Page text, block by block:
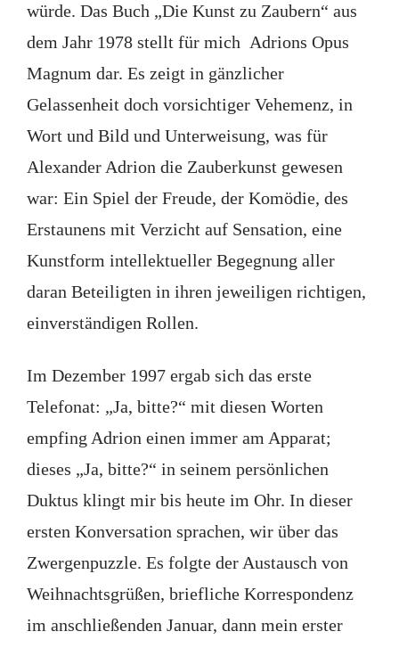
würde. Das Buch „Die Kunst zu Zaubern“ aus
dem Jahr 1978 stellt für mich Adrions Opus
Magnum dar. Es zeigt in gänzlicher
Gelassenheit doch vorsichtiger Vehemenz, in
Wort und Bild und Unterweisung, was für
Alexander Adrion die Zauberkunst gewesen
war: Ein Spiel der Freude, der Komödie, des
Erstaunens mit Verzicht auf Sensation, eine
Kunstform intellektueller Begegnung aller
daran Beteiligten in ihren jeweiligen richtigen,
einverständigen Rollen.
Im Dezember 1997 ergab sich das erste
Telefonat: „Ja, bitte?“ mit diesen Worten
empfing Adrion einen immer am Apparat;
dieses „Ja, bitte?“ in seinem persönlichen
Duktus klingt mir bis heute im Ohr. In dieser
ersten Konversation sprachen, wir über das
Zwergenpuzzle. Es folgte der Austausch von
Weihnachtsgrüßen, briefliche Korrespondenz
im anschließenden Januar, dann mein erster